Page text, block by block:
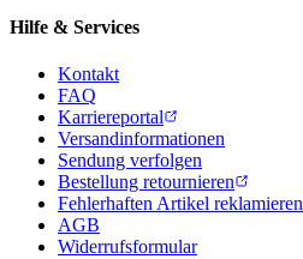
Hilfe & Services
Kontakt
FAQ
Karriereportal
Versandinformationen
Sendung verfolgen
Bestellung retournieren
Fehlerhaften Artikel reklamieren
AGB
Widerrufsformular